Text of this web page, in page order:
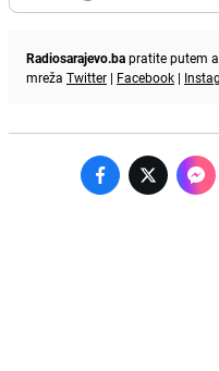
Radiosarajevo.bapratite putem
mreža Twitter | Facebook |